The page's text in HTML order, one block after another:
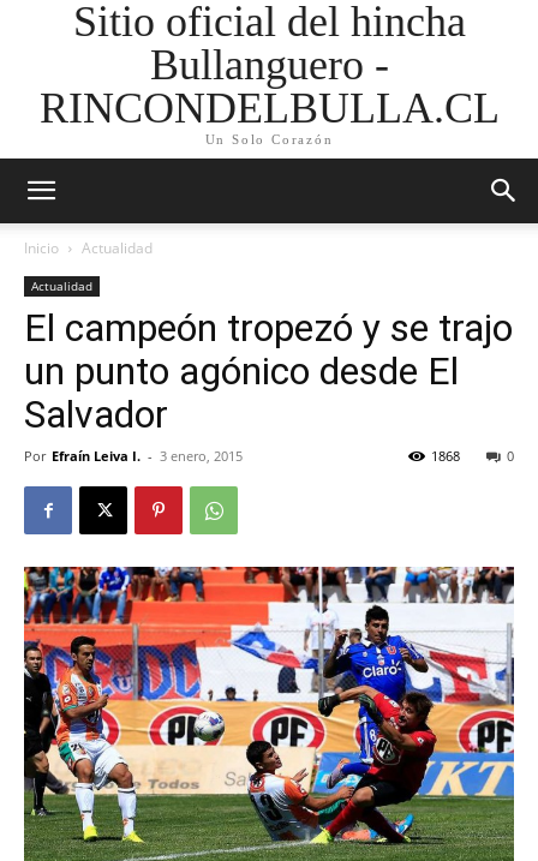
Sitio oficial del hincha
Bullanguero -
RINCONDELBULLA.CL
Un Solo Corazón
Inicio Actualidad
Actualidad
El campeón tropezó y se trajo
un punto agónico desde El
Salvador
Por Efraín Leiva I. - 3 enero, 2015 0
1868